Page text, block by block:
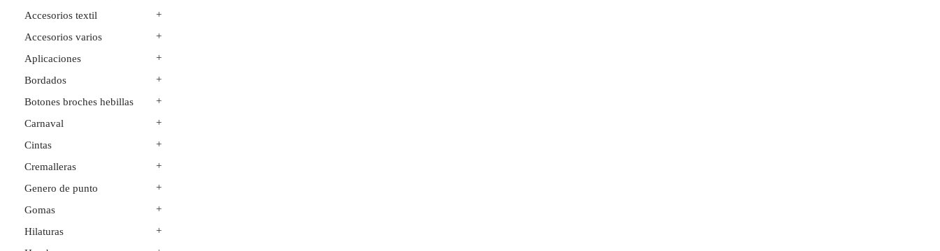
Accesorios textil
+
Accesorios varios
+
Aplicaciones
+
Bordados
+
Botones broches hebillas
+
Carnaval
+
Cintas
+
Cremalleras
+
Genero de punto
+
Gomas
+
Hilaturas
+